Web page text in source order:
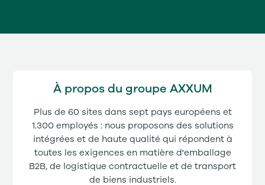
À propos du groupe AXXUM
Plus de 60 sites dans sept pays européens et
1.300 employés : nous proposons des solutions
intégrées et de haute qualité qui répondent à
toutes les exigences en matière d'emballage
B2B, de logistique contractuelle et de transport
de biens industriels.